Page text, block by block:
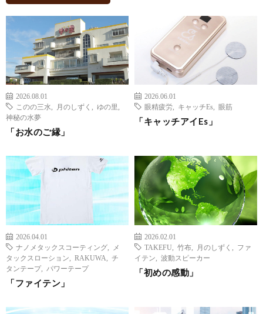
2026.08.01
このの三水
月のしずく ゆの里
神秘の水夢
「お水のご縁」
2026.06.01
眼精疲労
キャッチEs 眼筋
「キャッチアイEs」
2026.04.01
ナノメタックスコーティング
メ
タックスローション
RAKUWA
チ
タンテープ, パワーテープ
「ファイテン」
2026.02.01
TAKEFU
竹布 月のしずく
ファ
イテン
波動スピーカー
「初めの感動」